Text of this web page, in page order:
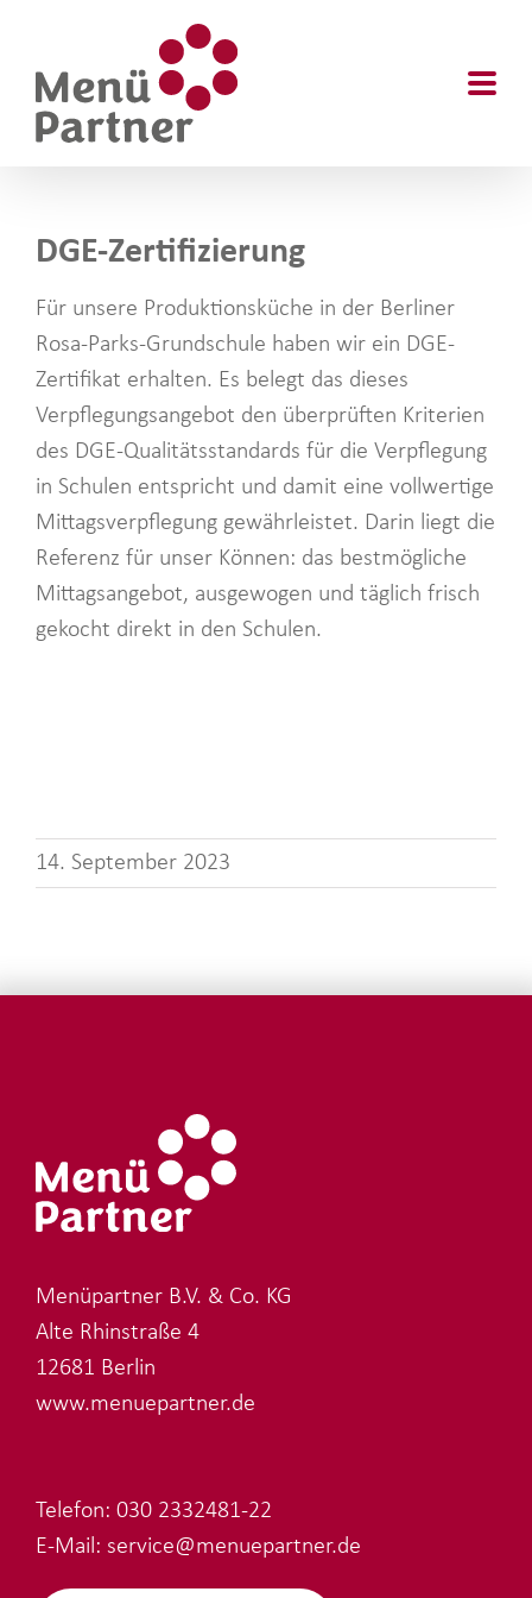
content
DGE-Zertifizierung
Für unsere Produktionsküche in der Berliner
Rosa-Parks-Grundschule haben wir ein DGE-
Zertifikat erhalten. Es belegt das dieses
Verpflegungsangebot den überprüften Kriterien
des DGE-Qualitätsstandards für die Verpflegung
in Schulen entspricht und damit eine vollwertige
Mittagsverpflegung gewährleistet. Darin liegt die
Referenz für unser Können: das bestmögliche
Mittagsangebot, ausgewogen und täglich frisch
gekocht direkt in den Schulen.
14. September 2023
Menüpartner B.V. & Co. KG
Alte Rhinstraße 4
12681 Berlin
www.menuepartner.de
Telefon: 030 2332481-22
E-Mail: service@menuepartner.de